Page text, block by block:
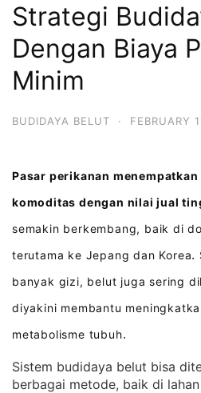
Strategi
Dengan Biaya
Minim
BUDIDAYA BELUT · FEBRUARY
Pasar perikanan
komoditas dengan nilai jual
semakin berkembang, baik di
terutama ke Jepang dan Korea.
banyak gizi, belut juga sering
diyakini membantu
metabolisme tubuh.
Sistem budidaya belut bisa
berbagai metode, baik di